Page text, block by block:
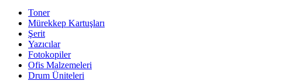
Toner
Mürekkep Kartuşları
Şerit
Yazıcılar
Fotokopiler
Ofis Malzemeleri
Drum Üniteleri